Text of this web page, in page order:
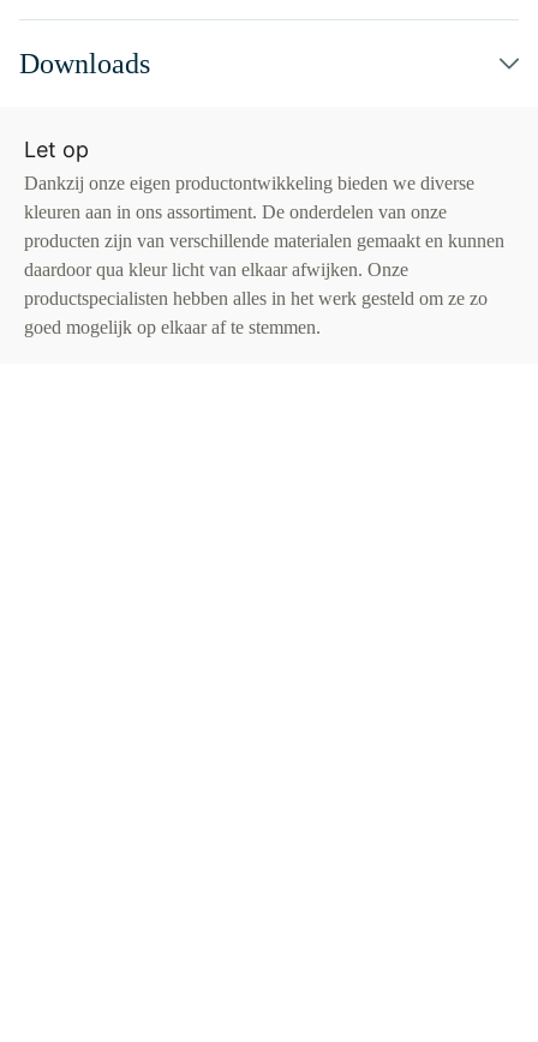
Downloads
Let op
Dankzij onze eigen productontwikkeling bieden we diverse
kleuren aan in ons assortiment. De onderdelen van onze
producten zijn van verschillende materialen gemaakt en kunnen
daardoor qua kleur licht van elkaar afwijken. Onze
productspecialisten hebben alles in het werk gesteld om ze zo
goed mogelijk op elkaar af te stemmen.